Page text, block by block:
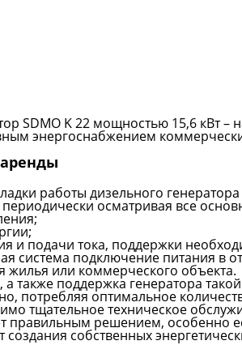
SDMO K 22 мощностью 15,6 кВт –
энергоснабжением
работы дизельного
периодически осматривая все
и подачи тока, поддержки
система подключение питания в
жилья или коммерческого объекта.
а также поддержка генератора
потребляя оптимальное
тщательное техническое
правильным решением, особенно
создания собственных